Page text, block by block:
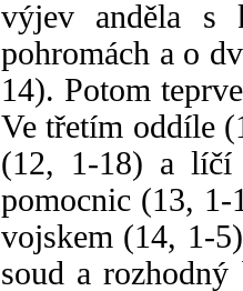
výjev anděla s
pohromách a o
14). Potom
Ve třetím oddíle
(12, 1-18) a líčí
pomocnic (13, 1-
vojskem (14, 1-
soud a